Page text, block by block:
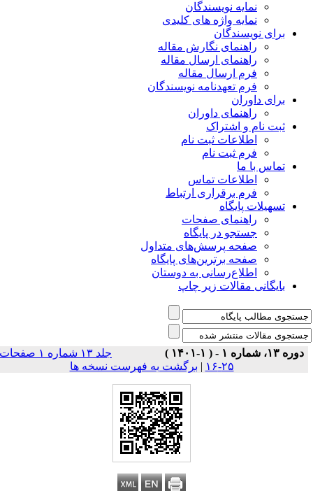
نمایه نویسندگان
نمایه واژه های کلیدی
برای نویسندگان
راهنمای نگارش مقاله
راهنمای ارسال مقاله
فرم ارسال مقاله
فرم تعهدنامه نویسندگان
برای داوران
راهنمای داوران
ثبت نام و اشتراک
اطلاعات ثبت نام
فرم ثبت نام
تماس با ما
اطلاعات تماس
فرم برقراری ارتباط
تسهیلات پایگاه
راهنمای صفحات
جستجو در پایگاه
صفحه پرسش‌های متداول
صفحه برترین‌های پایگاه
اطلاع‌رسانی به دوستان
بایگانی مقالات زیر چاپ
دوره ۱۳، شماره ۱ - ( ۱-۱۴۰۱ )
جلد ۱۳ شماره ۱ صفحات
۲۵-۱۶
| برگشت به فهرست نسخه ها